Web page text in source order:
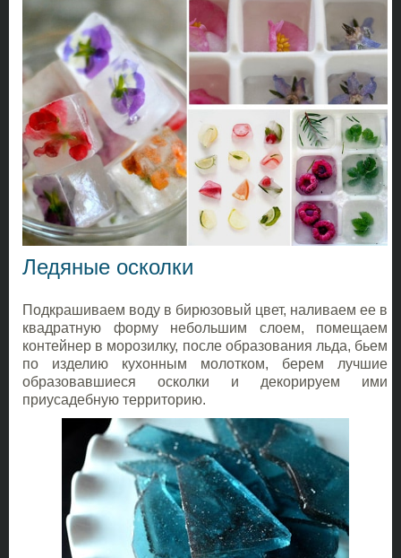
Ледяные осколки
Подкрашиваем воду в бирюзовый цвет, наливаем ее в
квадратную форму небольшим слоем, помещаем
контейнер в морозилку, после образования льда, бьем
по изделию кухонным молотком, берем лучшие
образовавшиеся осколки и декорируем ими
приусадебную территорию.